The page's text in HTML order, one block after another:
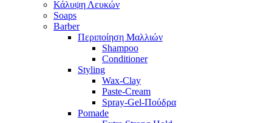
Κάλυψη Λευκών
Soaps
Barber
Περιποίηση Μαλλιών
Shampoo
Conditioner
Styling
Wax-Clay
Paste-Cream
Spray-Gel-Πούδρα
Pomade